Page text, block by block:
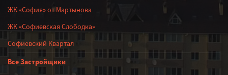
ЖК «София» от Мартынова
ЖК «Софиевская Слободка»
Софиевский Квартал
Все Застройщики